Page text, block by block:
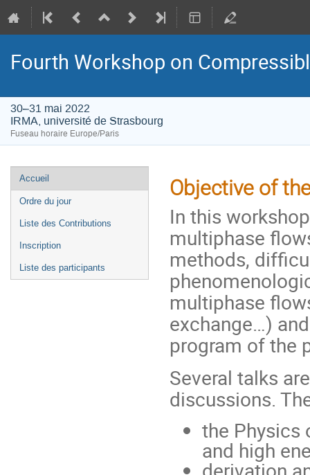
Fourth Workshop on
30–31 mai 2022
IRMA, université de Strasbourg
Fuseau horaire Europe/Paris
Menu
de
l'événement
Accueil
Ordre du jour
Liste des Contributions
Inscription
Liste des participants
Objective of
In this
multiphase
methods,
multiphase
exchange…)
program of the
Several talks
discussions.
the Physics
and high